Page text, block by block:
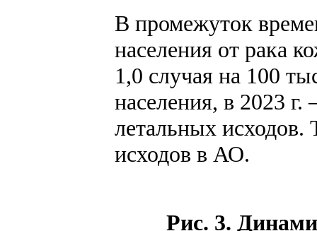
В промежуток
населения от рака
1,0 случая на 100
населения, в 2023
летальных исходов.
исходов в АО.
Рис. 3.